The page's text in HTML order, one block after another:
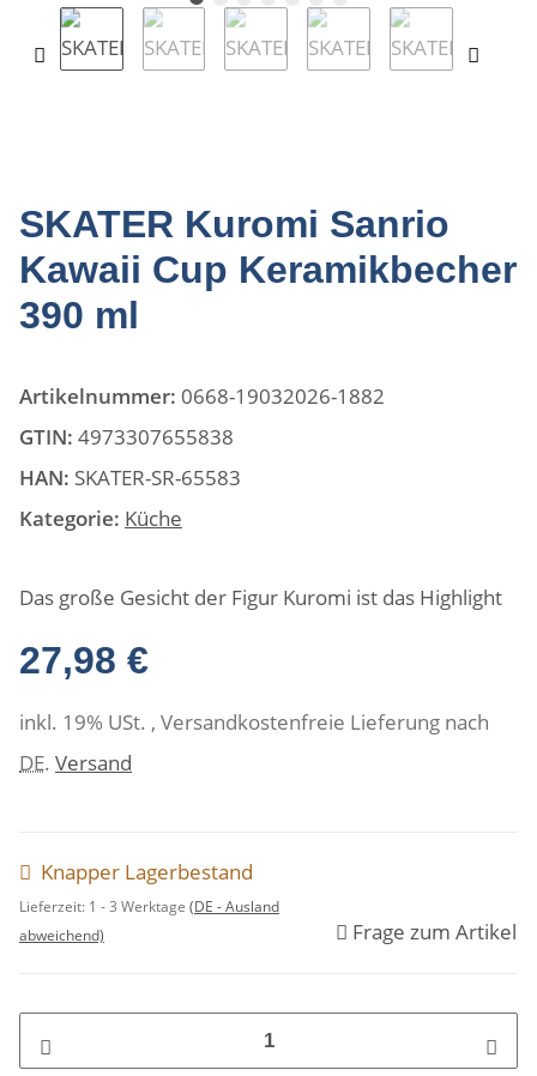
SKATER Kuromi Sanrio
Kawaii Cup Keramikbecher
390 ml
Artikelnummer: 0668-19032026-1882
GTIN: 4973307655838
HAN: SKATER-SR-65583
Kategorie: Küche
Das große Gesicht der Figur Kuromi ist das Highlight
27,98 €
inkl. 19% USt. , Versandkostenfreie Lieferung nach
DE. Versand
Knapper Lagerbestand
Lieferzeit: 1 - 3 Werktage (DE - Ausland
abweichend)
Frage zum Artikel